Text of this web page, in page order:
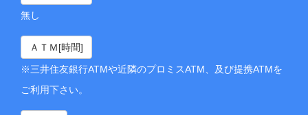
無し
ＡＴＭ[時間]
※三井住友銀行ATMや近隣のプロミスATM、及び提携ATMを
ご利用下さい。